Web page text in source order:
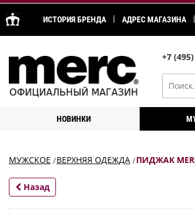
ИСТОРИЯ БРЕНДА АДРЕС МАГАЗИНА
+7
НОВИНКИ
МУЖСКОЕ ВЕРХНЯЯ ОДЕЖДА ПИДЖАК
Назад